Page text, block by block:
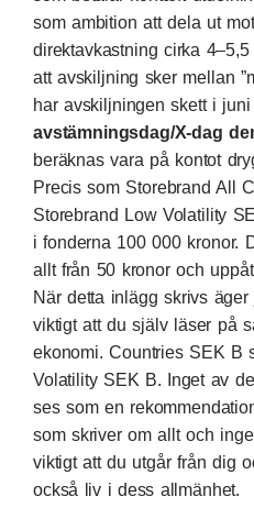
som ambition att dela ut
direktavkastning cirka
att avskiljning sker mellan
har avskiljningen skett i
avstämningsdag/X-dag
beräknas vara på kontot
Precis som Storebrand All
Storebrand Low Volatility
i fonderna 100 000 kronor.
allt från 50 kronor och
När detta inlägg skrivs
viktigt att du själv läser på
ekonomi. Countries SEK B
Volatility SEK B. Inget av
ses som en
som skriver om allt och
viktigt att du utgår från dig
också liv i dess allmänhet.